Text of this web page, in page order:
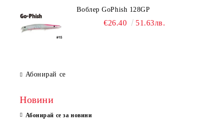
Воблер GoPhish 128GP
€26.40 51.63лв.
Абонирай се
Новини
Абонирай се за новини